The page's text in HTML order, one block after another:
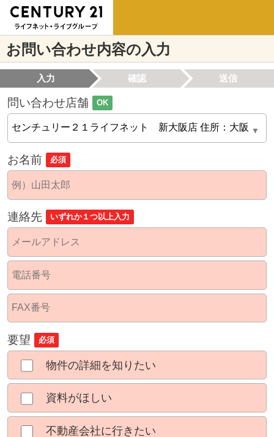
お問い合わせ内容の入力
入力 確認 送信
問い合わせ店舗 OK
お名前 必須
連絡先 いずれか１つ以上入力
要望 必須
物件の詳細を知りたい
資料がほしい
不動産会社に行きたい